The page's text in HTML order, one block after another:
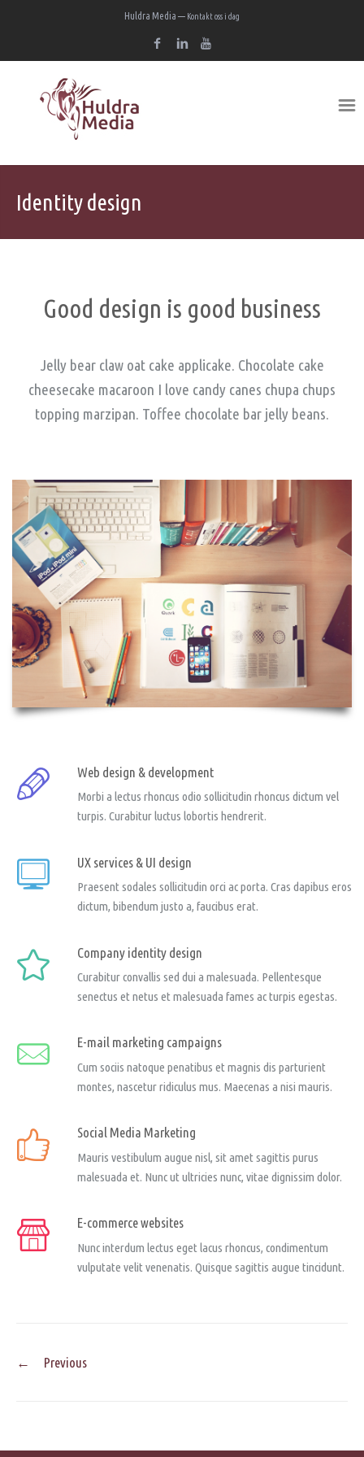
Huldra Media — Kontakt oss i dag
Identity design
Good design is good business
Jelly bear claw oat cake applicake. Chocolate cake
cheesecake macaroon I love candy canes chupa chups
topping marzipan. Toffee chocolate bar jelly beans.
Web design & development
Morbi a lectus rhoncus odio sollicitudin rhoncus dictum vel
turpis. Curabitur luctus lobortis hendrerit.
UX services & UI design
Praesent sodales sollicitudin orci ac porta. Cras dapibus eros
dictum, bibendum justo a, faucibus erat.
Company identity design
Curabitur convallis sed dui a malesuada. Pellentesque
senectus et netus et malesuada fames ac turpis egestas.
E-mail marketing campaigns
Cum sociis natoque penatibus et magnis dis parturient
montes, nascetur ridiculus mus. Maecenas a nisi mauris.
Social Media Marketing
Mauris vestibulum augue nisl, sit amet sagittis purus
malesuada et. Nunc ut ultricies nunc, vitae dignissim dolor.
E-commerce websites
Nunc interdum lectus eget lacus rhoncus, condimentum
vulputate velit venenatis. Quisque sagittis augue tincidunt.
navigation
← Previous